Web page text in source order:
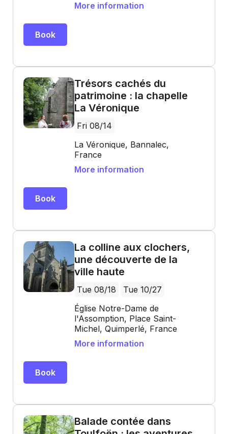
More information
Book
Trésors cachés du
patrimoine : la chapelle
La Véronique
Fri 08/14
La Véronique, Bannalec,
France
More information
Book
La colline aux clochers,
une découverte de la
ville haute
Tue 08/18
Tue 10/27
Église Notre-Dame de
l'Assomption, Place Saint-
Michel, Quimperlé, France
More information
Book
Balade contée dans